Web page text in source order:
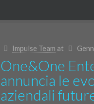
Impulse Team at
One&One
annuncia le
aziendali